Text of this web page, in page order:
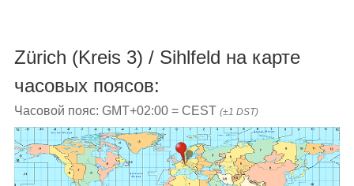
Zürich (Kreis 3) / Sihlfeld на карте
часовых поясов:
Часовой пояс: GMT+02:00 = CEST (±1 DST)